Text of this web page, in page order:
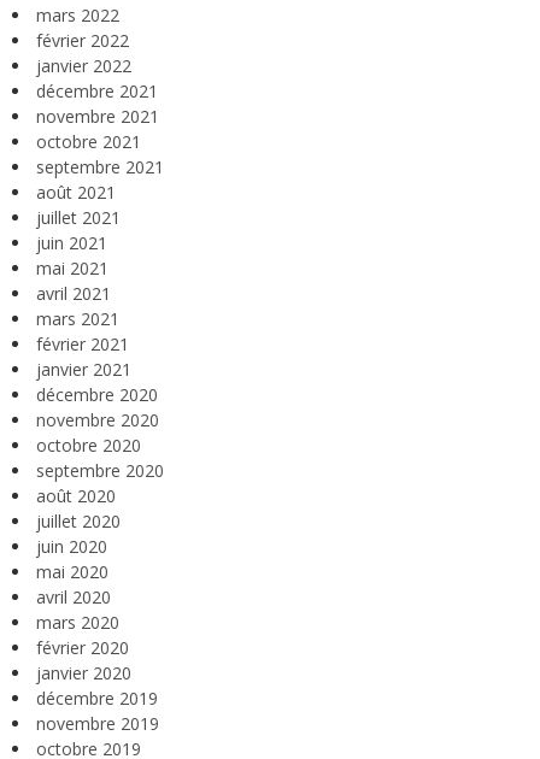
mars 2022
février 2022
janvier 2022
décembre 2021
novembre 2021
octobre 2021
septembre 2021
août 2021
juillet 2021
juin 2021
mai 2021
avril 2021
mars 2021
février 2021
janvier 2021
décembre 2020
novembre 2020
octobre 2020
septembre 2020
août 2020
juillet 2020
juin 2020
mai 2020
avril 2020
mars 2020
février 2020
janvier 2020
décembre 2019
novembre 2019
octobre 2019